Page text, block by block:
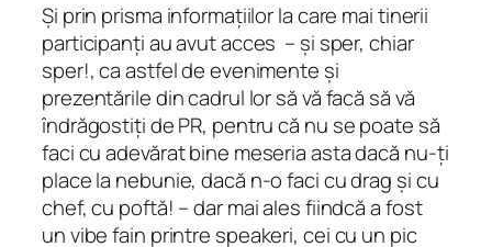
Și prin prisma informațiilor la care mai tinerii
participanți au avut acces – și sper, chiar
sper!, ca astfel de evenimente și
prezentările din cadrul lor să vă facă să vă
îndrăgostiți de PR, pentru că nu se poate să
faci cu adevărat bine meseria asta dacă nu-ți
place la nebunie, dacă n-o faci cu drag și cu
chef, cu poftă! – dar mai ales fiindcă a fost
unvibefain printre speakeri, cei cu un pic